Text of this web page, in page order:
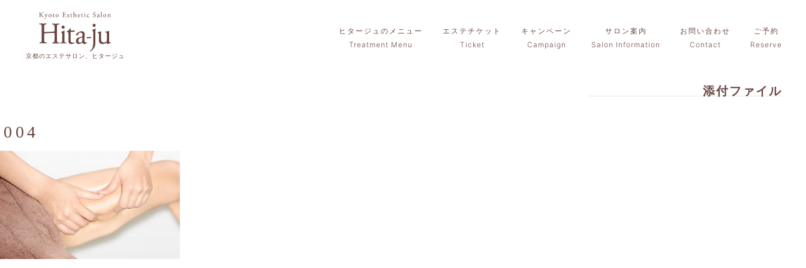
京都のエステサロン、ヒタージュ
ヒタージュのメニュー
Treatment Menu
パクトコース
利用料金
エステチケット
Ticket
キャンペーン
Campaign
サロン案内
Salon Information
お問い合わせ
Contact
ご予約
Reserve
添付ファイル